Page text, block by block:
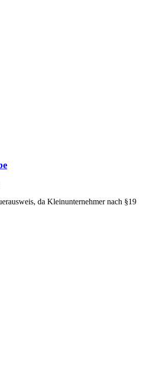
da Kleinunternehmer nach §19